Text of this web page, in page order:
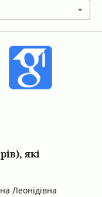
які
Леонідівна